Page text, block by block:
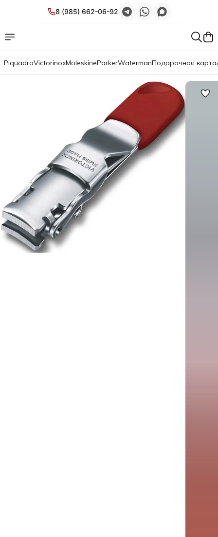
8 (985) 662-06-92
PiquadroVictorinoxMoleskineParkerWatermanПодарочная карта